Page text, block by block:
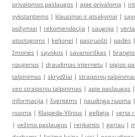
privalomos paslaugos | apie privalomą |
vykstantiems | klausimai ir atsakymai |
požymiai | rekomendacija | saugoja | verta
atostogoms | kelionei | pasiruošti | padės |
žmonės | sąvokos | savanoriškas |
naujienos | draudimas internetu | pigios
talpinimas | skrydžiai | straipsnių
seo straipsniu talpinimas | apie paslaugas |
informacija | šventėms | naudinga nuoma |
nuoma | Klaipėda-Vilnius | gelbėja | verta
| vežimo paslaugos | renkantis | geriau |